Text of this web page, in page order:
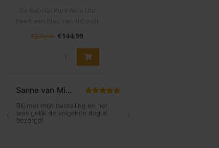
en een open
snarenpatroon ..
€239,99 €144,99